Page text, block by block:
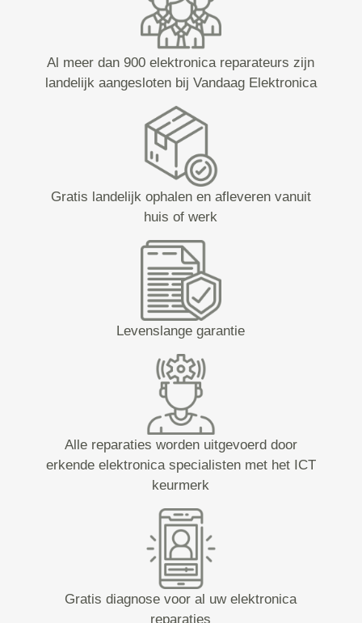
Al meer dan 900 elektronica reparateurs zijn
landelijk aangesloten bij Vandaag Elektronica
Gratis landelijk ophalen en afleveren vanuit
huis of werk
Levenslange garantie
Alle reparaties worden uitgevoerd door
erkende elektronica specialisten met het ICT
keurmerk
Gratis diagnose voor al uw elektronica
reparaties